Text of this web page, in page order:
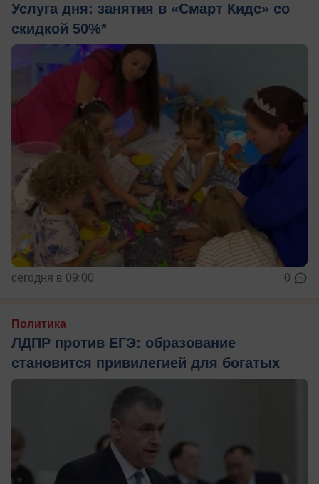
Услуга дня: занятия в «Смарт Кидс» со
скидкой 50%*
сегодня в 09:00 0
Политика
ЛДПР против ЕГЭ: образование
становится привилегией для богатых